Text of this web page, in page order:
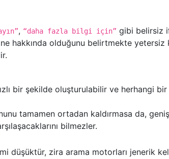
, “daha fazla bilgi için” gibi belirsiz
hakkında olduğunu belirtmekte yetersiz
bir şekilde oluşturulabilir ve herhangi bir
tamamen ortadan kaldırmasa da,
bilmezler.
düşüktür, zira arama motorları jenerik